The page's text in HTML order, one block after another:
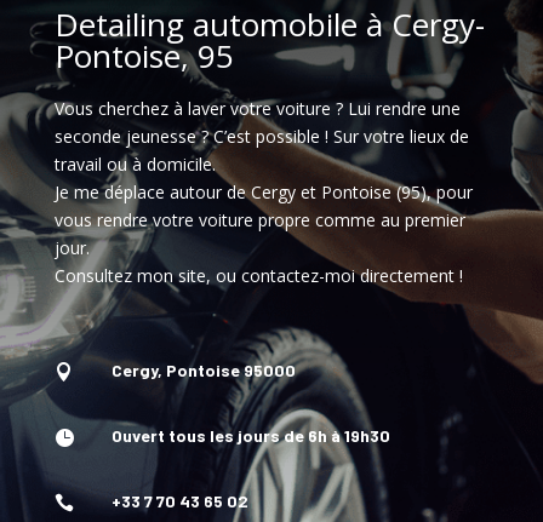
Detailing automobile à Cergy-
Pontoise, 95
Vous cherchez à laver votre voiture ? Lui rendre une
seconde jeunesse ? C’est possible ! Sur votre lieux de
travail ou à domicile.
Je me déplace autour de Cergy et Pontoise (95), pour
vous rendre votre voiture propre comme au premier
jour.
Consultez mon site, ou contactez-moi directement !
 Cergy, Pontoise 95000
 Ouvert tous les jours de 6h à 19h30
 +33 7 70 43 65 02